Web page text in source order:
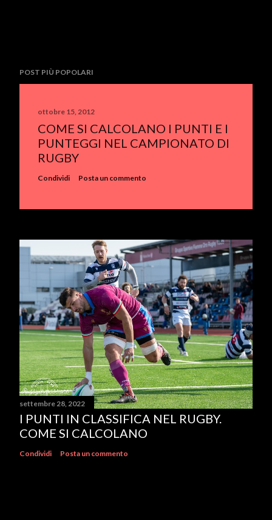
POST PIÙ POPOLARI
ottobre 15, 2012
COME SI CALCOLANO I PUNTI E I
PUNTEGGI NEL CAMPIONATO DI
RUGBY
Condividi Posta un commento
settembre 28, 2022
I PUNTI IN CLASSIFICA NEL RUGBY.
COME SI CALCOLANO
Condividi Posta un commento